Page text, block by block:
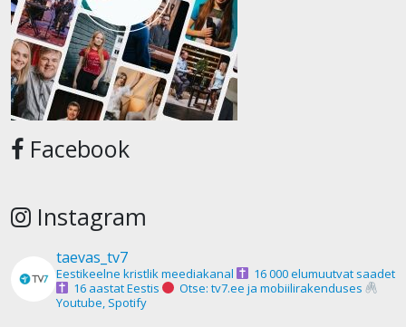
Facebook
Instagram
taevas_tv7
Eestikeelne kristlik meediakanal
16 000 elumuutvat saadet
16 aastat Eestis
Otse: tv7.ee ja mobiilirakenduses
Youtube, Spotify